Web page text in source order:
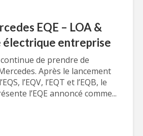
EQE – LOA &
électrique entreprise
de prendre de
Après le lancement
l’EQV, l’EQT et l’EQB, le
l’EQE annoncé comme...